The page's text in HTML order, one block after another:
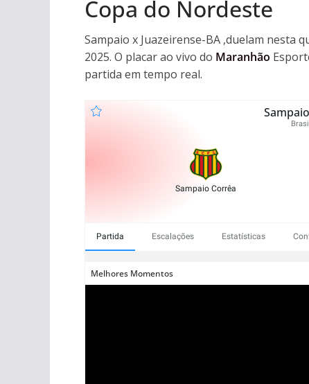
Copa do Nordeste
Sampaio x Juazeirense-BA ,duelam nesta
2025. O placar ao vivo do Maranhão
partida em tempo real.
Sampaio Corrêa
Partida Escalações Estatísticas
Melhores Momentos